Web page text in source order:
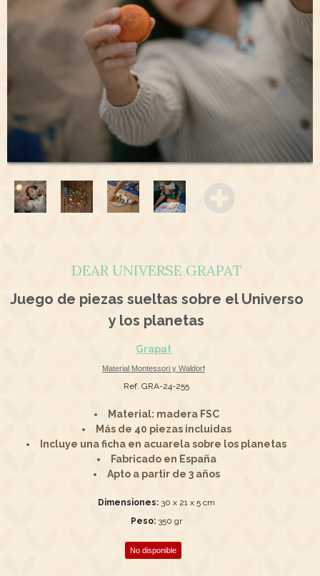
DEAR UNIVERSE GRAPAT
Juego de piezas sueltas sobre el Universo
y los planetas
Grapat
Material Montessori y Waldorf
Ref. GRA-24-255
Material: madera FSC
Más de 40 piezas incluidas
Incluye una ficha en acuarela sobre los planetas
Fabricado en España
Apto a partir de 3 años
Dimensiones: 30 x 21 x 5 cm
Peso: 350 gr
No disponible